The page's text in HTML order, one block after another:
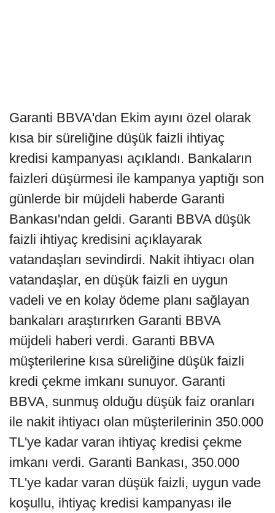
Garanti BBVA'dan Ekim ayını özel olarak
kısa bir süreliğine düşük faizli ihtiyaç
kredisi kampanyası açıklandı. Bankaların
faizleri düşürmesi ile kampanya yaptığı son
günlerde bir müjdeli haberde Garanti
Bankası'ndan geldi. Garanti BBVA düşük
faizli ihtiyaç kredisini açıklayarak
vatandaşları sevindirdi. Nakit ihtiyacı olan
vatandaşlar, en düşük faizli en uygun
vadeli ve en kolay ödeme planı sağlayan
bankaları araştırırken Garanti BBVA
müjdeli haberi verdi. Garanti BBVA
müşterilerine kısa süreliğine düşük faizli
kredi çekme imkanı sunuyor. Garanti
BBVA, sunmuş olduğu düşük faiz oranları
ile nakit ihtiyacı olan müşterilerinin 350.000
TL'ye kadar varan ihtiyaç kredisi çekme
imkanı verdi. Garanti Bankası, 350.000
TL'ye kadar varan düşük faizli, uygun vade
koşullu, ihtiyaç kredisi kampanyası ile